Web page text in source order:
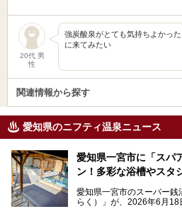
20代 男
性
強炭酸泉がとても気持ちよかっ
に来てみたい
関連情報から探す
愛知県のニフティ温泉ニュース
愛知県一宮市に「スパ
ン！多彩な浴槽やスタ
愛知県一宮市のスーパー銭
らく）」が、2026年6月18